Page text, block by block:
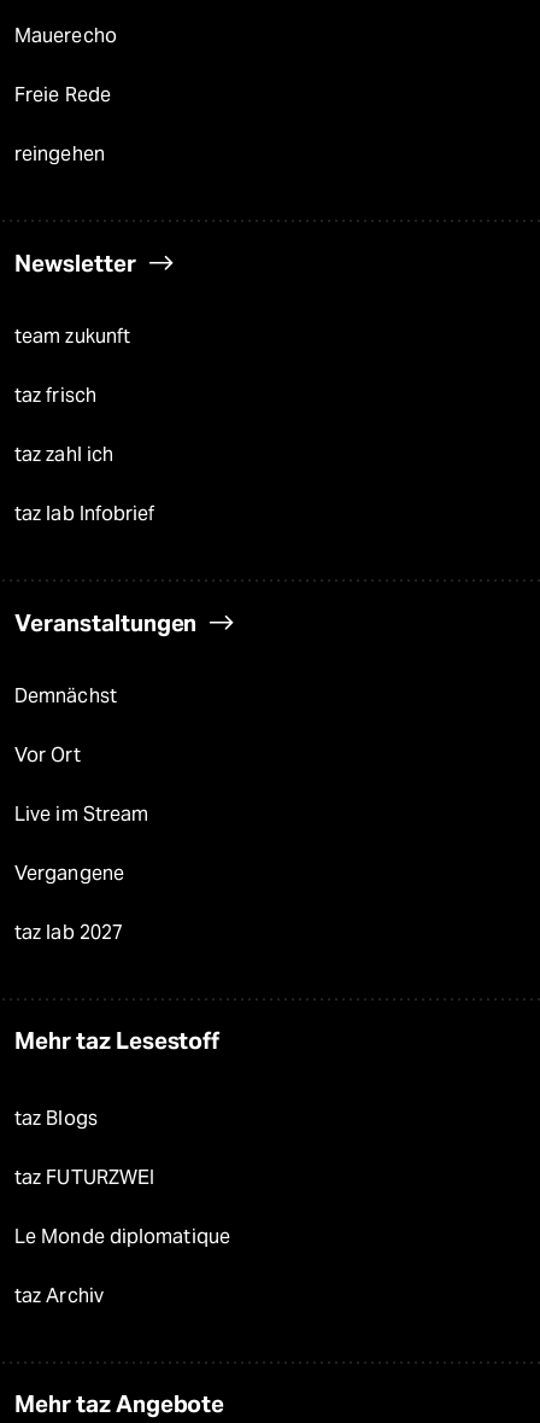
Mauerecho
Freie Rede
reingehen
Newsletter
team zukunft
taz frisch
taz zahl ich
taz lab Infobrief
Veranstaltungen
Demnächst
Vor Ort
Live im Stream
Vergangene
taz lab 2027
Mehr taz Lesestoff
taz Blogs
taz FUTURZWEI
Le Monde diplomatique
taz Archiv
Mehr taz Angebote